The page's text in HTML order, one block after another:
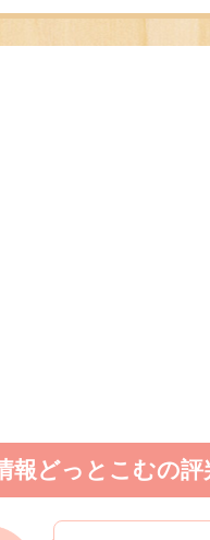
報どっとこむの評